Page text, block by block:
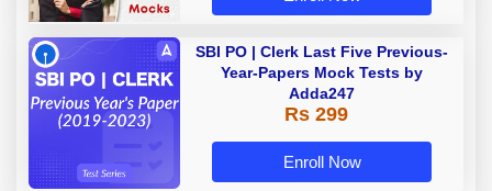
SBI PO | Clerk Last Five Previous-
Year-Papers Mock Tests by
Adda247
Rs 299
Enroll Now